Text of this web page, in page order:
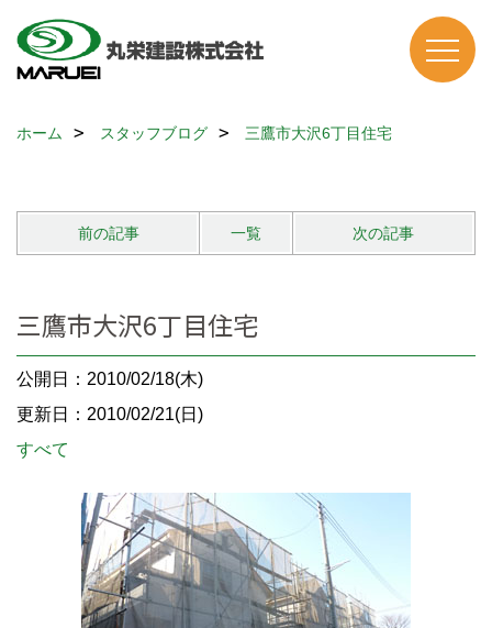
ホーム スタッフブログ 三鷹市大沢6丁目住宅
前の記事 一覧 次の記事
三鷹市大沢6丁目住宅
公開日：2010/02/18(木)
更新日：2010/02/21(日)
すべて